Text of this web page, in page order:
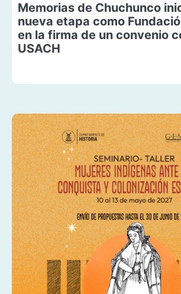
Memorias de Chuchunco
nueva etapa como
en la firma de un convenio
USACH